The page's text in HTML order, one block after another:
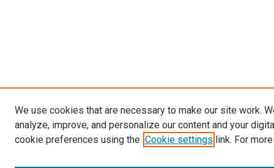
We use cookies that are necessary to make our site work.
analyze, improve, and personalize our content and your
cookie preferences using the Cookie settings link. For